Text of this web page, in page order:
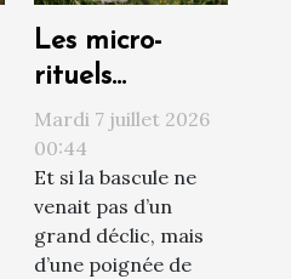
Les micro-
rituels
quotidiens qui
transforment
votre vision du
monde
Mardi 7 juillet 2026
00:44
Et si la bascule ne
venait pas d’un
grand déclic, mais
d’une poignée de